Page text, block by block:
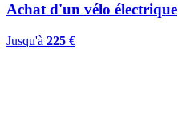
Achat d'un vélo électrique
Jusqu'à 225 €